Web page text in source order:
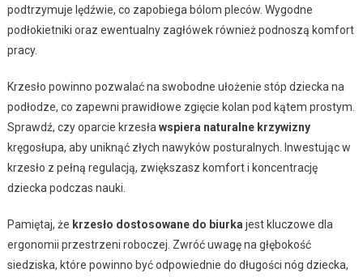
podtrzymuje lędźwie, co zapobiega bólom pleców. Wygodne
podłokietniki oraz ewentualny zagłówek również podnoszą komfort
pracy.
Krzesło powinno pozwalać na swobodne ułożenie stóp dziecka na
podłodze, co zapewni prawidłowe zgięcie kolan pod kątem prostym.
Sprawdź, czy oparcie krzesła wspiera naturalne krzywizny
kręgosłupa, aby uniknąć złych nawyków posturalnych. Inwestując w
krzesło z pełną regulacją, zwiększasz komfort i koncentrację
dziecka podczas nauki.
Pamiętaj, że krzesło dostosowane do biurka jest kluczowe dla
ergonomii przestrzeni roboczej. Zwróć uwagę na głębokość
siedziska, które powinno być odpowiednie do długości nóg dziecka,